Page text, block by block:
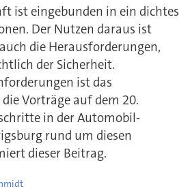
ist eingebunden in ein dichtes
Der Nutzen daraus ist
die Herausforderungen,
der Sicherheit.
ist das
Vorträge auf dem 20.
in der Automobil-
rund um diesen
dieser Beitrag.